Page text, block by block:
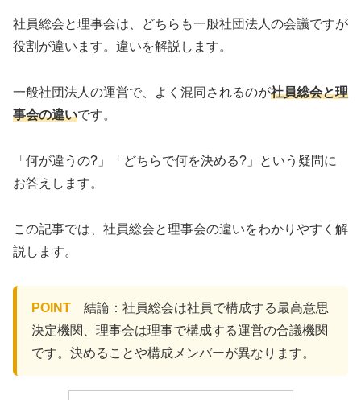
社員総会と理事会は、どちらも一般社団法人の会議ですが
役割が違います。違いを解説します。
一般社団法人の運営で、よく混同されるのが社員総会と理
事会の違いです。
「何が違うの?」「どちらで何を決める?」という疑問に
お答えします。
この記事では、社員総会と理事会の違いをわかりやすく解
説します。
POINT 結論：社員総会は社員で構成する最高意思
決定機関、理事会は理事で構成する運営の合議機関
です。決めることや構成メンバーが異なります。